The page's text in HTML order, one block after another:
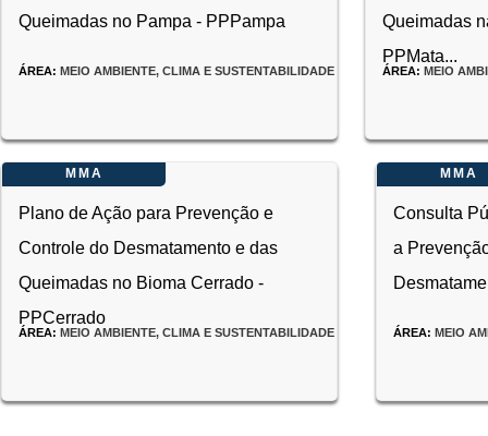
Queimadas no Pampa - PPPampa
ÁREA:MEIO AMBIENTE, CLIMA E SUSTENTABILIDADE
INÍCIO:15/01/2025 FIM:02/02/2025
ENCERRADA
Queimadas
PPMata...
ÁREA:MEIO
INÍCIO:23/12/
MMA
Plano de Ação para Prevenção e
Controle do Desmatamento e das
Queimadas no Bioma Cerrado -
PPCerrado
ÁREA:MEIO AMBIENTE, CLIMA E SUSTENTABILIDADE
MMA
Consulta
a
ÁREA:MEIO